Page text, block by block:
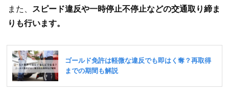
また、
スピード違反や一時停止不停止などの交通取り締ま
りも行います。